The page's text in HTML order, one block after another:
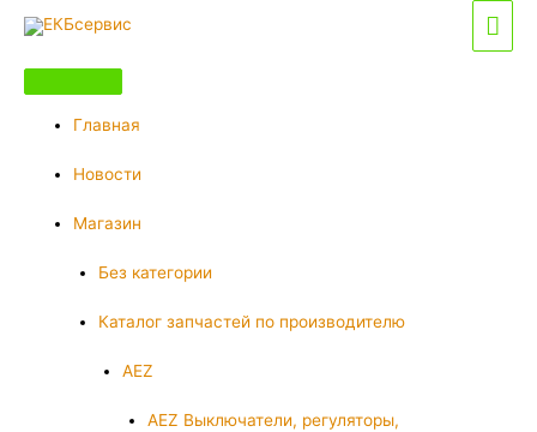
Перейти
содержимому
Главная
Новости
Магазин
Без категории
Каталог запчастей по производителю
AEZ
AEZ Выключатели, регуляторы,